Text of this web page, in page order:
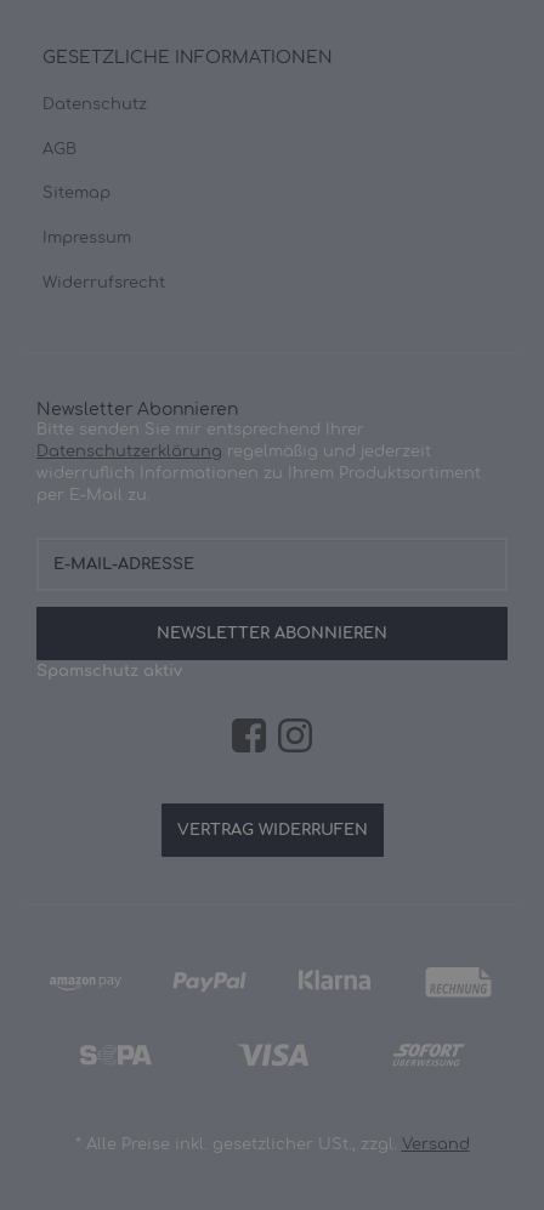
GESETZLICHE INFORMATIONEN
Datenschutz
AGB
Sitemap
Impressum
Widerrufsrecht
Newsletter Abonnieren
Bitte senden Sie mir entsprechend Ihrer
Datenschutzerklärung regelmäßig und jederzeit
widerruflich Informationen zu Ihrem Produktsortiment
per E-Mail zu.
Mail-
NEWSLETTER ABONNIEREN
Spamschutz aktiv
VERTRAG WIDERRUFEN
* Alle Preise inkl. gesetzlicher USt., zzgl. Versand